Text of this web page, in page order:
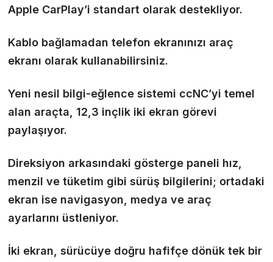
Apple CarPlay’i standart olarak destekliyor.
Kablo bağlamadan telefon ekranınızı araç
ekranı olarak kullanabilirsiniz.
Yeni nesil bilgi-eğlence sistemi ccNC’yi temel
alan araçta, 12,3 inçlik iki ekran görevi
paylaşıyor.
Direksiyon arkasındaki gösterge paneli hız,
menzil ve tüketim gibi sürüş bilgilerini; ortadaki
ekran ise navigasyon, medya ve araç
ayarlarını üstleniyor.
İki ekran, sürücüye doğru hafifçe dönük tek bir